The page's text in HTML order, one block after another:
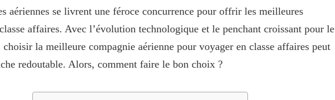
aériennes se livrent une féroce concurrence pour offrir les meilleures
affaires. Avec l’évolution technologique et le penchant croissant pour le
la meilleure compagnie aérienne pour voyager en classe affaires peut
redoutable. Alors, comment faire le bon choix ?